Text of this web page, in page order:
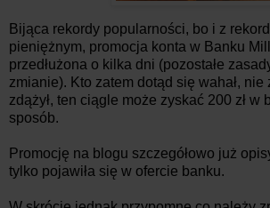
Bijąca rekordy popularności, bo i z
pieniężnym, promocja konta w Banku
przedłużona o kilka dni (pozostałe
zmianie). Kto zatem dotąd się wahał, nie
zdążył, ten ciągle może zyskać 200 zł w
sposób.
Promocję na blogu szczegółowo już
tylko pojawiła się w ofercie banku.